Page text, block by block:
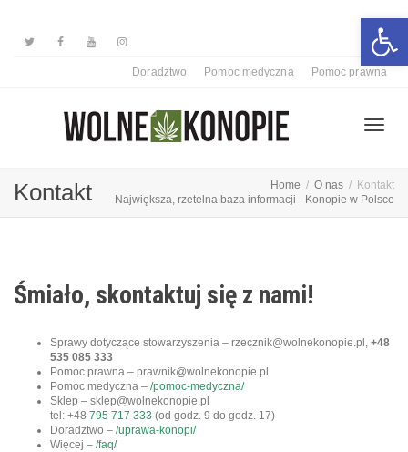
Doradztwo Pomoc medyczna Pomoc prawna
Kontakt Home O nas
Kontakt
Największa, rzetelna baza informacji - Konopie w Polsce
Śmiało, skontaktuj się z nami!
Sprawy dotyczące stowarzyszenia – rzecznik@wolnekonopie.pl, +48
535 085 333
Pomoc prawna – prawnik@wolnekonopie.pl
Pomoc medyczna – /pomoc-medyczna/
Sklep – sklep@wolnekonopie.pl
tel: +48 795 717 333 (od godz. 9 do godz. 17)
Doradztwo – /uprawa-konopi/
Więcej – /faq/